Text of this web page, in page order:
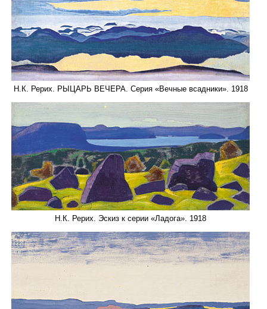
Н.К. Рерих. РЫЦАРЬ ВЕЧЕРА. Серия «Вечные всадники». 1918
Н.К. Рерих. Эскиз к серии «Ладога». 1918